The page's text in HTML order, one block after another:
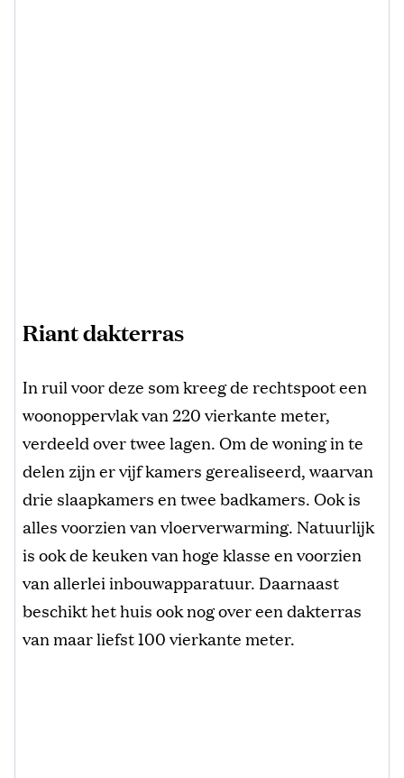
Riant dakterras
In ruil voor deze som kreeg de rechtspoot een
woonoppervlak van 220 vierkante meter,
verdeeld over twee lagen. Om de woning in te
delen zijn er vijf kamers gerealiseerd, waarvan
drie slaapkamers en twee badkamers. Ook is
alles voorzien van vloerverwarming. Natuurlijk
is ook de keuken van hoge klasse en voorzien
van allerlei inbouwapparatuur. Daarnaast
beschikt het huis ook nog over een dakterras
van maar liefst 100 vierkante meter.